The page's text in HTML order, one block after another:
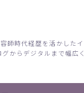
師時代経歴を活かしたイ
からデジタルまで幅広く